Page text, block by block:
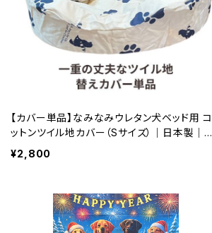
【カバー単品】なみなみウレタン犬ベッド用 コ
ットンツイル地カバー（Sサイズ）｜日本製｜ラ
リーズカンパニー
¥2,800